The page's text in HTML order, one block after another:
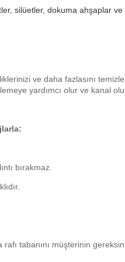
silüetler, dokuma ahşaplar
ve daha fazlasını
yardımcı olur ve kanal
bırakmaz.
tabanını müşterinin